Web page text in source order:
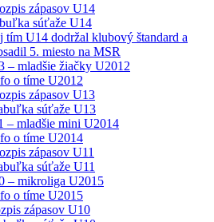
zápasov U14
súťaže U14
tím U14 dodržal klubový štandard a
5. miesto na MSR
– mladšie žiačky U2012
o tíme U2012
zápasov U13
súťaže U13
– mladšie mini U2014
o tíme U2014
zápasov U11
súťaže U11
– mikroliga U2015
o tíme U2015
zápasov U10